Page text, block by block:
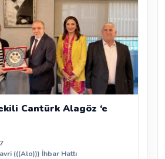
Cantürk Alagöz ‘e
(((Alo))) İhbar Hattı